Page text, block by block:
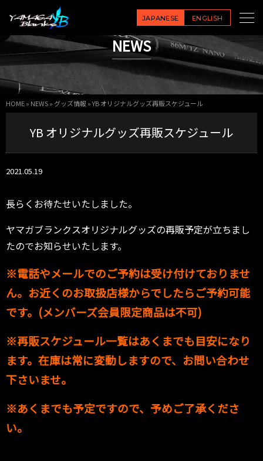
JAPANESE ENGLISH
NEWS
HOME» NEWS» グッズ情報 »YB オリジナルグッズ再販スケジュール
YB オリジナルグッズ再販スケジュール
2021.05.19
長らくお待たせいたしました。
ヤマガブランクスオリジナルグッズの再販予定が立ちまし
たのでお知らせいたします。
※電話やメールでのご予約は受け付けておりませ
ん。お近くのお取扱店様からでしたらご予約可能
です。(メンバーズ会員限定商品は不可)
※再販スケジュール一覧はあくまでも目安になり
ます。在庫は常に変動しますので、お問い合わせ
下さいませ。
※あくまでも予定ですので、予めご了承くださ
い。